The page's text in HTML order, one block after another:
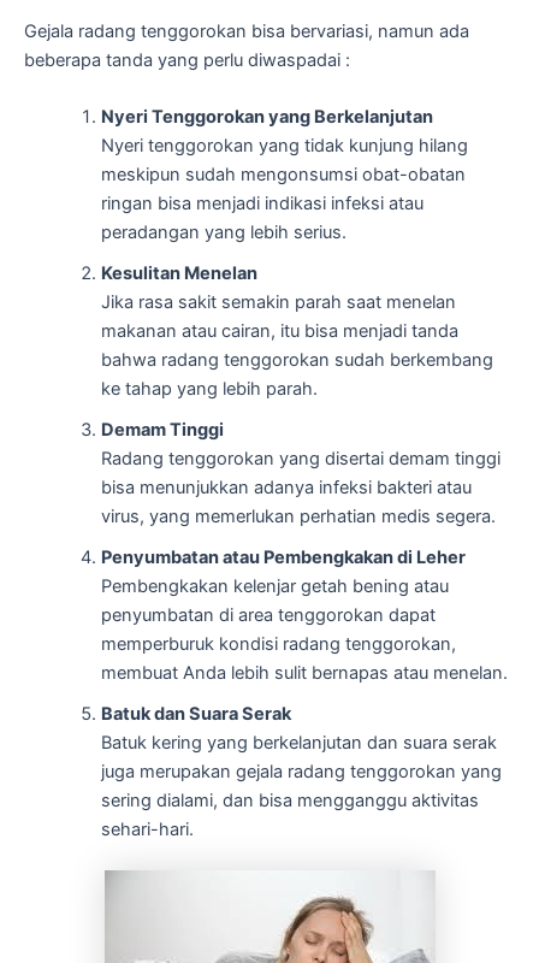
Gejala radang tenggorokan bisa bervariasi, namun ada
beberapa tanda yang perlu diwaspadai :
Nyeri Tenggorokan yang Berkelanjutan
Nyeri tenggorokan yang tidak kunjung hilang
meskipun sudah mengonsumsi obat-obatan
ringan bisa menjadi indikasi infeksi atau
peradangan yang lebih serius.
Kesulitan Menelan
Jika rasa sakit semakin parah saat menelan
makanan atau cairan, itu bisa menjadi tanda
bahwa radang tenggorokan sudah berkembang
ke tahap yang lebih parah.
Demam Tinggi
Radang tenggorokan yang disertai demam tinggi
bisa menunjukkan adanya infeksi bakteri atau
virus, yang memerlukan perhatian medis segera.
Penyumbatan atau Pembengkakan di Leher
Pembengkakan kelenjar getah bening atau
penyumbatan di area tenggorokan dapat
memperburuk kondisi radang tenggorokan,
membuat Anda lebih sulit bernapas atau menelan.
Batuk dan Suara Serak
Batuk kering yang berkelanjutan dan suara serak
juga merupakan gejala radang tenggorokan yang
sering dialami, dan bisa mengganggu aktivitas
sehari-hari.